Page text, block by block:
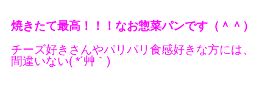
焼きたて最高！！！なお惣菜パンです（＾＾）
チーズ好きさんやパリパリ食感好きな方には、
間違いない( *´艸｀)